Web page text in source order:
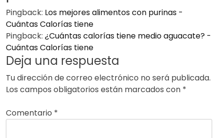
Pingback: Los mejores alimentos con purinas -
Cuántas Calorías tiene
Pingback: ¿Cuántas calorías tiene medio aguacate? -
Cuántas Calorías tiene
Deja una respuesta
Tu dirección de correo electrónico no será publicada.
Los campos obligatorios están marcados con *
Comentario *